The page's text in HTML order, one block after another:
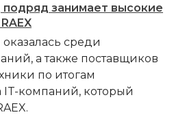
подряд занимает высокие
среди
а также поставщиков
по итогам
IT-компаний, который